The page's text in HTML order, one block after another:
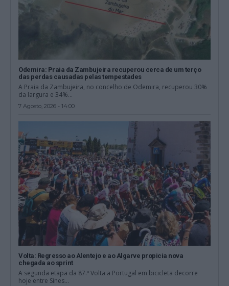
Odemira: Praia da Zambujeira recuperou cerca de um terço
das perdas causadas pelas tempestades
A Praia da Zambujeira, no concelho de Odemira, recuperou 30%
da largura e 34%...
7 Agosto, 2026 - 14:00
Volta: Regresso ao Alentejo e ao Algarve propicia nova
chegada ao sprint
A segunda etapa da 87.ª Volta a Portugal em bicicleta decorre
hoje entre Sines...